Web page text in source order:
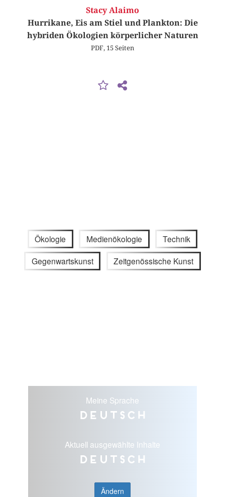
Stacy Alaimo
Hurrikane, Eis am Stiel und Plankton: Die
hybriden Ökologien körperlicher Naturen
PDF, 15 Seiten
Ökologie Medienökologie Technik
Gegenwartskunst Zeitgenössische Kunst
Meine Sprache
Deutsch
Aktuell ausgewählte Inhalte
Deutsch
Ändern